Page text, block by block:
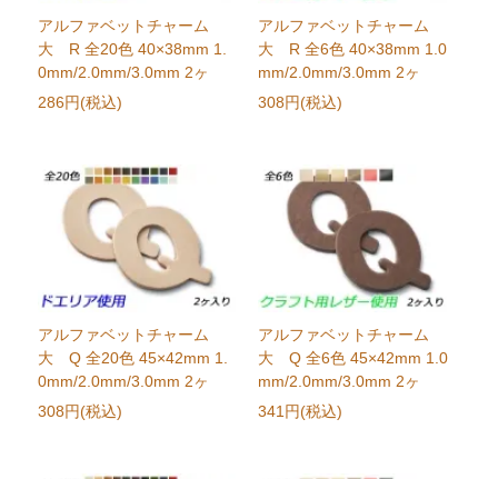
アルファベットチャーム
大 R 全20色 40×38mm 1.
0mm/2.0mm/3.0mm 2ヶ
286円(税込)
アルファベットチャーム
大 R 全6色 40×38mm 1.0
mm/2.0mm/3.0mm 2ヶ
308円(税込)
アルファベットチャーム
大 Q 全20色 45×42mm 1.
0mm/2.0mm/3.0mm 2ヶ
308円(税込)
アルファベットチャーム
大 Q 全6色 45×42mm 1.0
mm/2.0mm/3.0mm 2ヶ
341円(税込)